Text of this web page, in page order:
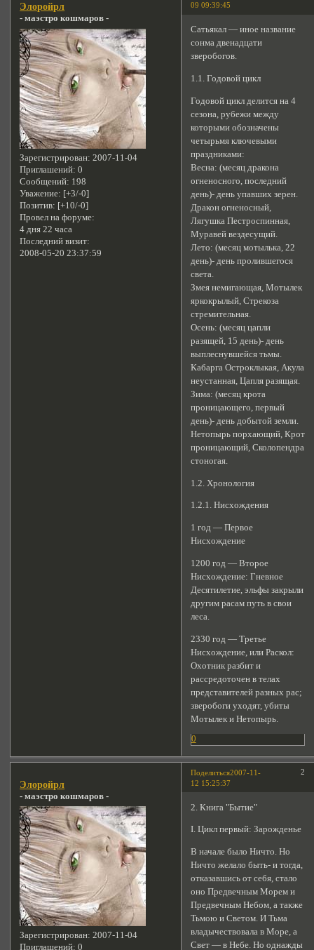
09 09:39:45
Элоройрл
- маэстро кошмаров -
Зарегистрирован: 2007-11-04
Приглашений: 0
Сообщений: 198
Уважение: [+3/-0]
Позитив: [+10/-0]
Провел на форуме:
4 дня 22 часа
Последний визит:
2008-05-20 23:37:59
Сатьякал — иное название
сонма двенадцати
зверобогов.
1.1. Годовой цикл
Годовой цикл делится на 4
сезона, рубежи между
которыми обозначены
четырьмя ключевыми
праздниками:
Весна: (месяц дракона
огненосного, последний
день)- день упавших зерен.
Дракон огненосный,
Лягушка Пестроспинная,
Муравей вездесущий.
Лето: (месяц мотылька, 22
день)- день пролившегося
света.
Змея немигающая, Мотылек
яркокрылый, Стрекоза
стремительная.
Осень: (месяц цапли
разящей, 15 день)- день
выплеснувшейся тьмы.
Кабарга Остроклыкая, Акула
неустанная, Цапля разящая.
Зима: (месяц крота
проницающего, первый
день)- день добытой земли.
Нетопырь порхающий, Крот
проницающий, Сколопендра
стоногая.
1.2. Хронология
1.2.1. Нисхождения
1 год — Первое
Нисхождение
1200 год — Второе
Нисхождение: Гневное
Десятилетие, эльфы закрыли
другим расам путь в свои
леса.
2330 год — Третье
Нисхождение, или Раскол:
Охотник разбит и
рассредоточен в телах
представителей разных рас;
зверобоги уходят, убиты
Мотылек и Нетопырь.
0
Поделиться 2
2007-11-
12 15:25:37
Элоройрл
- маэстро кошмаров -
Зарегистрирован: 2007-11-04
Приглашений: 0
2. Книга "Бытие"
І. Цикл первый: Зарожденье
В начале было Ничто. Но
Ничто желало быть- и тогда,
отказавшись от себя, стало
оно Предвечным Морем и
Предвечным Небом, а также
Тьмою и Светом. И Тьма
владычествовала в Море, а
Свет — в Небе. Но однажды